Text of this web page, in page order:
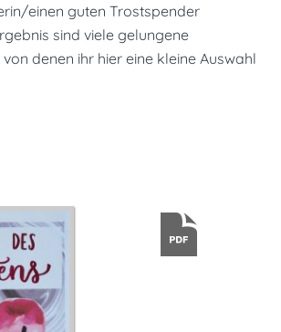
einen guten Trostspender
sind viele gelungene
denen ihr hier eine kleine Auswahl